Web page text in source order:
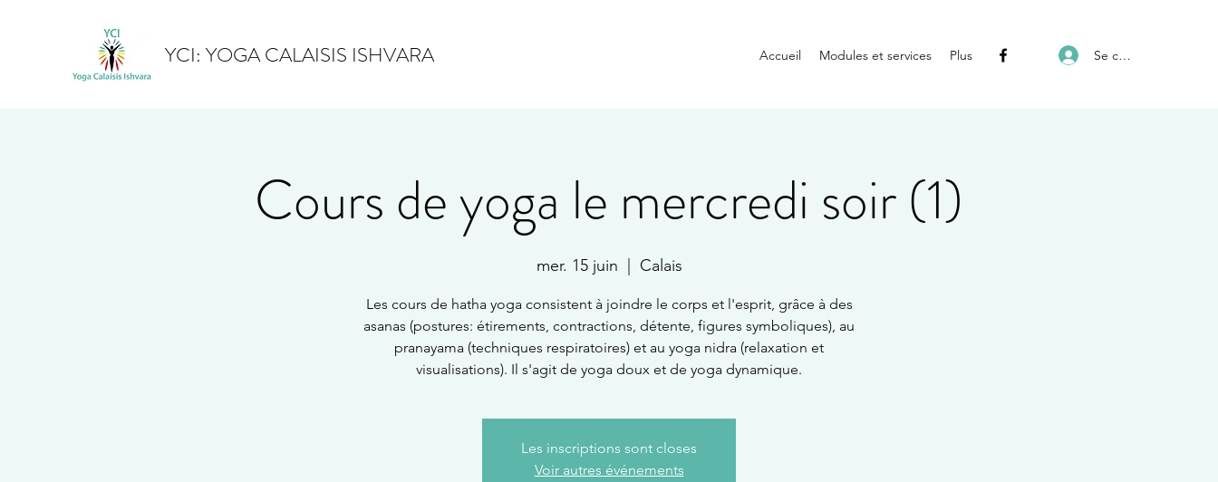
YCI: YOGA CALAISIS ISHVARA Accueil Modules et services Plus Se connecter
Cours de yoga le mercredi soir (1)
mer. 15 juin Calais
Les cours de hatha yoga consistent à joindre le corps et l'esprit, grâce à des
asanas (postures: étirements, contractions, détente, figures symboliques), au
pranayama (techniques respiratoires) et au yoga nidra (relaxation et
visualisations). Il s'agit de yoga doux et de yoga dynamique.
Les inscriptions sont closes
Voir autres événements